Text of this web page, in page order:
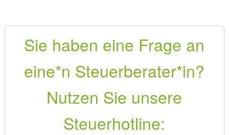
Sie haben eine Frage an
eine*n Steuerberater*in?
Nutzen Sie unsere
Steuerhotline: